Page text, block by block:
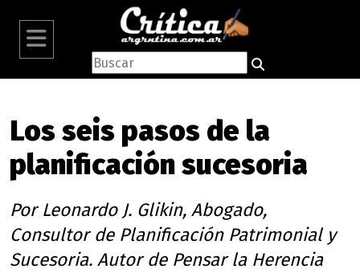
Los seis pasos de la
planificación sucesoria
Por Leonardo J. Glikin, Abogado,
Consultor de Planificación Patrimonial y
Sucesoria. Autor de Pensar la Herencia